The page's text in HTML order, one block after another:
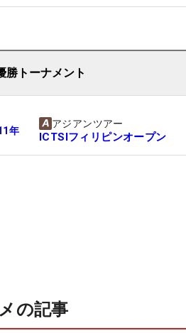
勝トーナメント
年
アジアンツアー
ICTSIフィリピンオープン
の記事